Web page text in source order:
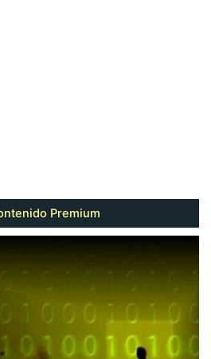
Premium